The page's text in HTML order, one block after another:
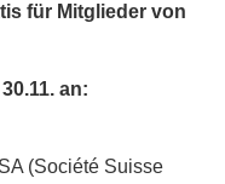
für Mitglieder von
an:
(Société Suisse